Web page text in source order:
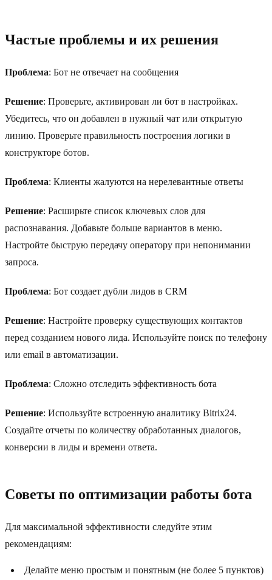
Частые проблемы и их решения
Проблема: Бот не отвечает на сообщения
Решение: Проверьте, активирован ли бот в настройках.
Убедитесь, что он добавлен в нужный чат или открытую
линию. Проверьте правильность построения логики в
конструкторе ботов.
Проблема: Клиенты жалуются на нерелевантные ответы
Решение: Расширьте список ключевых слов для
распознавания. Добавьте больше вариантов в меню.
Настройте быструю передачу оператору при непонимании
запроса.
Проблема: Бот создает дубли лидов в CRM
Решение: Настройте проверку существующих контактов
перед созданием нового лида. Используйте поиск по телефону
или email в автоматизации.
Проблема: Сложно отследить эффективность бота
Решение: Используйте встроенную аналитику Bitrix24.
Создайте отчеты по количеству обработанных диалогов,
конверсии в лиды и времени ответа.
Советы по оптимизации работы бота
Для максимальной эффективности следуйте этим
рекомендациям:
Делайте меню простым и понятным (не более 5 пунктов)